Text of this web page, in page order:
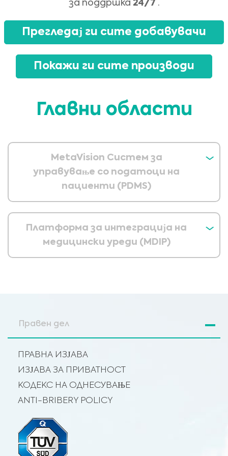
за поддршка 24/7 .
Прегледај ги сите добавувачи
Покажи ги сите производи
Главни области
MetaVision Систем за
управување со податоци на
пациенти (PDMS)
Платформа за интеграција на
медицински уреди (MDIP)
Правен дел
ПРАВНА ИЗЈАВА
ИЗЈАВА ЗА ПРИВАТНОСТ
КОДЕКС НА ОДНЕСУВАЊЕ
ANTI-BRIBERY POLICY